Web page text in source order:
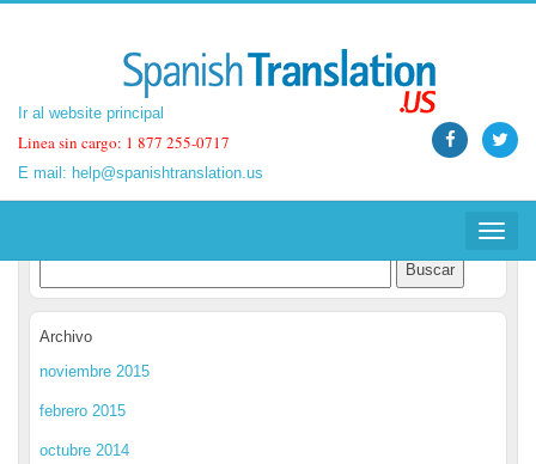
Ir al website principal
Linea sin cargo: 1 877 255-0717
E mail: help@spanishtranslation.us
Toggle
Ir al website principal
Linea sin cargo: 1 877 255-0717
E mail: help@spanishtranslation.us
Toggle
Spanish Translation Blog
Archivo
noviembre 2015
febrero 2015
octubre 2014